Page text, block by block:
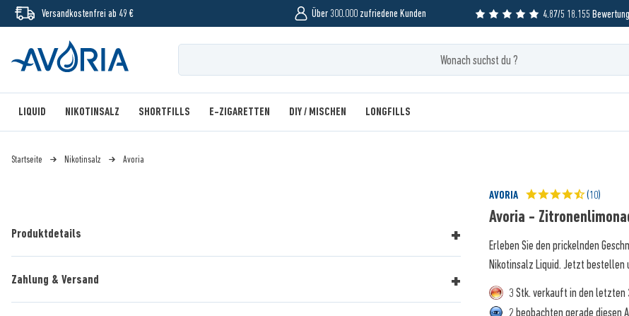
Versandkostenfrei ab 49 € Über 300.000 zufriedene Kunden 4.87/5 18.155
LIQUID NIKOTINSALZ SHORTFILLS E-ZIGARETTEN DIY / MISCHEN LONGFILLS
Startseite Nikotinsalz Avoria
Produktdetails
Zahlung & Versand
AVORIA (10)
Avoria -
Erleben Sie den prickelnden
Nikotinsalz Liquid. Jetzt bestellen
3 Stk. verkauft in den letzten
2 beobachten gerade diesen